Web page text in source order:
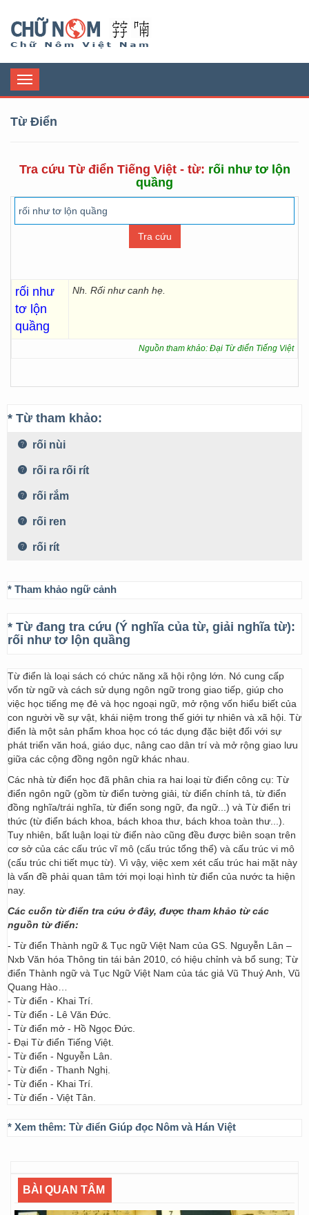
Toggle
navigation
Từ Điển
Tra cứu Từ điển Tiếng Việt - từ: rối như tơ lộn
quầng
rối như
tơ lộn
quầng
Nh. Rối như canh hẹ.
Nguồn tham khảo: Đại Từ điển Tiếng Việt
* Từ tham khảo:
rối nùi
rối ra rối rít
rối rắm
rối ren
rối rít
* Tham khảo ngữ cảnh
* Từ đang tra cứu (Ý nghĩa của từ, giải nghĩa từ):
rối như tơ lộn quầng
Từ điển là loại sách có chức năng xã hội rộng lớn. Nó cung cấp
vốn từ ngữ và cách sử dụng ngôn ngữ trong giao tiếp, giúp cho
việc học tiếng mẹ đẻ và học ngoại ngữ, mở rộng vốn hiểu biết của
con người về sự vật, khái niệm trong thế giới tự nhiên và xã hội. Từ
điển là một sản phẩm khoa học có tác dụng đặc biệt đối với sự
phát triển văn hoá, giáo dục, nâng cao dân trí và mở rộng giao lưu
giữa các cộng đồng ngôn ngữ khác nhau.
Các nhà từ điển học đã phân chia ra hai loại từ điển công cụ: Từ
điển ngôn ngữ (gồm từ điển tường giải, từ điển chính tả, từ điển
đồng nghĩa/trái nghĩa, từ điển song ngữ, đa ngữ...) và Từ điển tri
thức (từ điển bách khoa, bách khoa thư, bách khoa toàn thư...).
Tuy nhiên, bất luận loại từ điển nào cũng đều được biên soạn trên
cơ sở của các cấu trúc vĩ mô (cấu trúc tổng thể) và cấu trúc vi mô
(cấu trúc chi tiết mục từ). Vì vậy, việc xem xét cấu trúc hai mặt này
là vấn đề phải quan tâm tới mọi loại hình từ điển của nước ta hiện
nay.
Các cuốn từ điển tra cứu ở đây, được tham khảo từ các
nguồn từ điển:
- Từ điển Thành ngữ & Tục ngữ Việt Nam của GS. Nguyễn Lân –
Nxb Văn hóa Thông tin tái bản 2010, có hiệu chỉnh và bổ sung; Từ
điển Thành ngữ và Tục Ngữ Việt Nam của tác giả Vũ Thuý Anh, Vũ
Quang Hào…
- Từ điển - Khai Trí.
- Từ điển - Lê Văn Đức.
- Từ điển mở - Hồ Ngọc Đức.
- Đại Từ điển Tiếng Việt.
- Từ điển - Nguyễn Lân.
- Từ điển - Thanh Nghị.
- Từ điển - Khai Trí.
- Từ điển - Việt Tân.
* Xem thêm: Từ điển Giúp đọc Nôm và Hán Việt
BÀI QUAN TÂM